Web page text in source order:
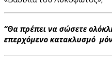
“Θα πρέπει να σώσετε
επερχόμενο κατακλυσμό